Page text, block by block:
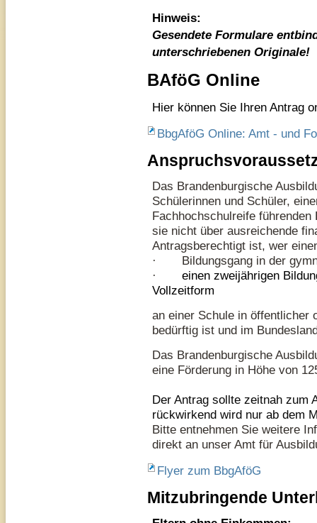
Hinweis:
Gesendete Formulare
unterschriebenen Originale!
BAföG Online
Hier können Sie Ihren Antrag
BbgAföG Online: Amt - und
Das Brandenburgische
Schülerinnen und Schüler,
Fachhochschulreife
sie nicht über ausreichende
Antragsberechtigt ist, wer
·
Bildungsgang in der
·
einen zweijährigen
Vollzeitform
an einer Schule in öffentlicher
bedürftig ist und im
Das Brandenburgische
eine Förderung in Höhe von
Der Antrag sollte zeitnah zum
rückwirkend wird nur ab dem
Bitte entnehmen Sie weitere
direkt an unser Amt für
Flyer zum BbgAföG
Mitzubringende